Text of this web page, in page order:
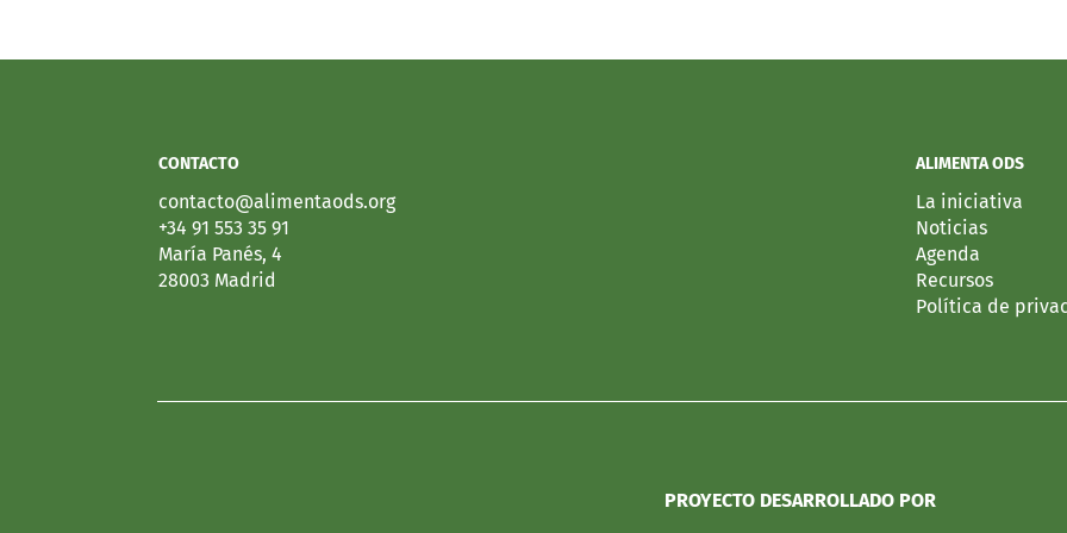
CONTACTO
contacto@alimentaods.org
+34 91 553 35 91
María Panés, 4
28003 Madrid
ALIMENTA ODS
La iniciativa
Noticias
Agenda
Recursos
Política de
PROYECTO DESARROLLADO POR